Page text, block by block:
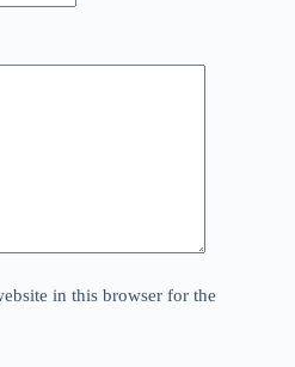
in this browser for the